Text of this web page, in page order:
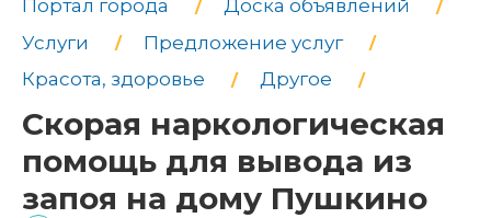
Портал города
Доска объявлений
Услуги
Предложение услуг
Красота, здоровье
Другое
Скорая наркологическая
помощь для вывода из
запоя на дому Пушкино